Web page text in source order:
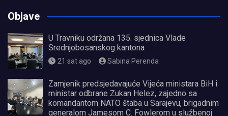
Objave
U Travniku održana 135. sjednica Vlade
Srednjobosanskog kantona
21 sat ago Sabina Perenda
Zamjenik predsjedavajuće Vijeća ministara BiH i
ministar odbrane Zukan Helez, zajedno sa
komandantom NATO štaba u Sarajevu, brigadnim
generalom Jamesom C. Fowlerom u službenoj